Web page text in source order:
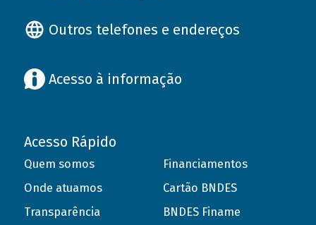
Outros telefones e endereços
Acesso à informação
Acesso Rápido
Quem somos
Onde atuamos
Transparência
Financiamentos
Cartão BNDES
BNDES Finame